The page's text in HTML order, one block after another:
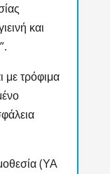
και
με τρόφιμα
(ΥΑ